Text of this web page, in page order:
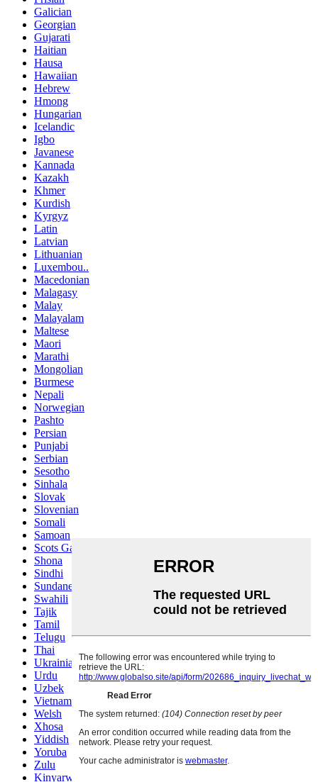
Galician
Georgian
Gujarati
Haitian
Hausa
Hawaiian
Hebrew
Hmong
Hungarian
Icelandic
Igbo
Javanese
Kannada
Kazakh
Khmer
Kurdish
Kyrgyz
Latin
Latvian
Lithuanian
Luxembou..
Macedonian
Malagasy
Malay
Malayalam
Maltese
Maori
Marathi
Mongolian
Burmese
Nepali
Norwegian
Pashto
Persian
Punjabi
Serbian
Sesotho
Sinhala
Slovak
Slovenian
Somali
Samoan
Scots Gaelic
Shona
Sindhi
Sundanese
Swahili
Tajik
Tamil
Telugu
Thai
Ukrainian
Urdu
Uzbek
Vietnamese
Welsh
Xhosa
Yiddish
Yoruba
Zulu
Kinyarwanda